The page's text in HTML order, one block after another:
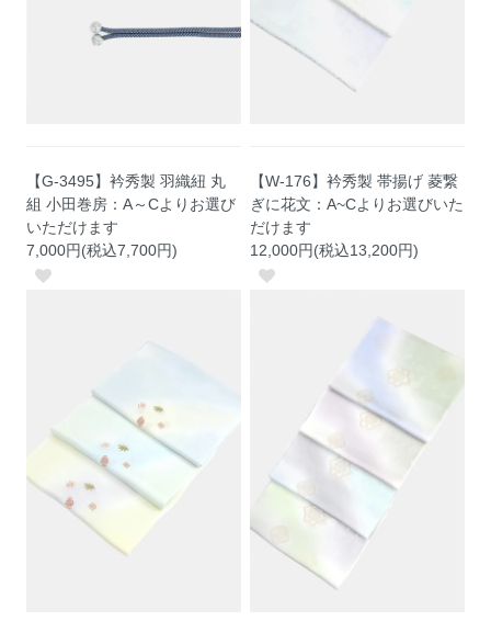
【G-3495】衿秀製 羽織紐 丸
組 小田巻房：A～Cよりお選び
いただけます
7,000円(税込7,700円)
【W-176】衿秀製 帯揚げ 菱繋
ぎに花文：A~Cよりお選びいた
だけます
12,000円(税込13,200円)